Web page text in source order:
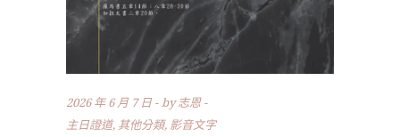
2026 年 6 月 7 日 by志恩
主日證道, 其他分類, 影音文字